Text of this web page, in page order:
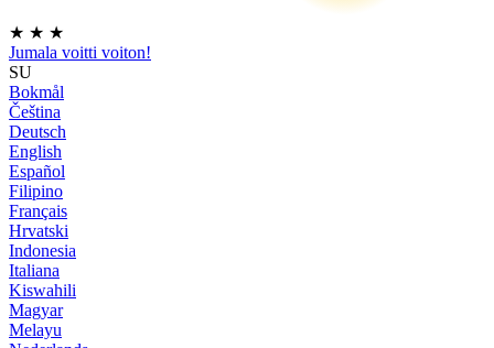
★ ★ ★
Jumala voitti voiton!
SU
Bokmål
Čeština
Deutsch
English
Español
Filipino
Français
Hrvatski
Indonesia
Italiana
Kiswahili
Magyar
Melayu